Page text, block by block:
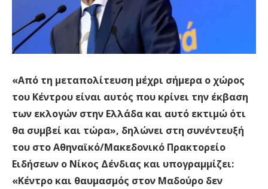
«Από τη μεταπολίτευση μέχρι σήμερα ο χώρος
του Κέντρου είναι αυτός που κρίνει την έκβαση
των εκλογών στην Ελλάδα και αυτό εκτιμώ ότι
θα συμβεί και τώρα», δηλώνει στη συνέντευξή
του στο Αθηναϊκό/Μακεδονικό Πρακτορείο
Ειδήσεων ο Νίκος Δένδιας και υπογραμμίζει:
«Κέντρο και θαυμασμός στον Μαδούρο δεν